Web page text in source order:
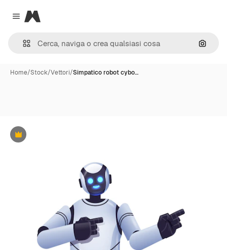
Close menu
Magnific
Cerca
Home/Stock/Vettori/Simpatico robot cybo…
Premium